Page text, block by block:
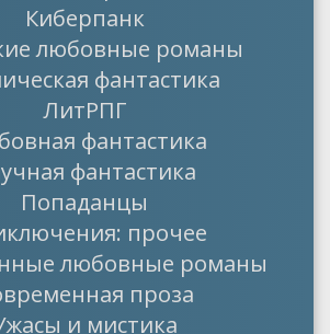
Киберпанк
любовные романы
фантастика
ЛитРПГ
фантастика
фантастика
Попаданцы
прочее
любовные романы
проза
и мистика